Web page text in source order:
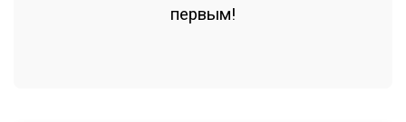
первым!